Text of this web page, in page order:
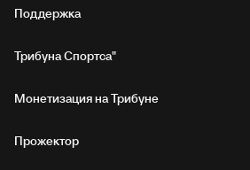
Поддержка
Трибуна Спортса"
Монетизация на Трибуне
Прожектор